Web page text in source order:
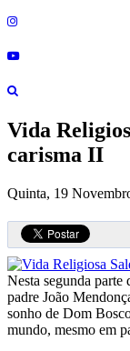
Vida
carisma II
Quinta, 19
Nesta segunda parte
padre João
sonho de Dom
mundo, mesmo em